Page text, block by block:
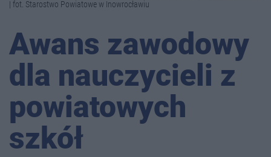
| fot. Starostwo Powiatowe w Inowrocławiu
Awans zawodowy
dla nauczycieli z
powiatowych
szkół